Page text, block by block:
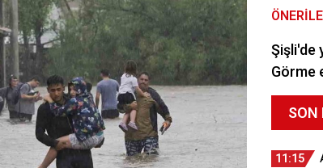
Şişli'de
Görme
SON
11:15